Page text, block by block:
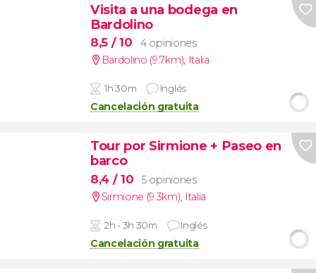
Visita a una bodega en
Bardolino
8,5 / 10
4 opiniones
Bardolino (9.7km), Italia
1h 30m Inglés
Cancelación gratuita
Tour por Sirmione + Paseo en
barco
8,4 / 10
5 opiniones
Sirmione (9.3km), Italia
2h - 3h 30m Inglés
Cancelación gratuita